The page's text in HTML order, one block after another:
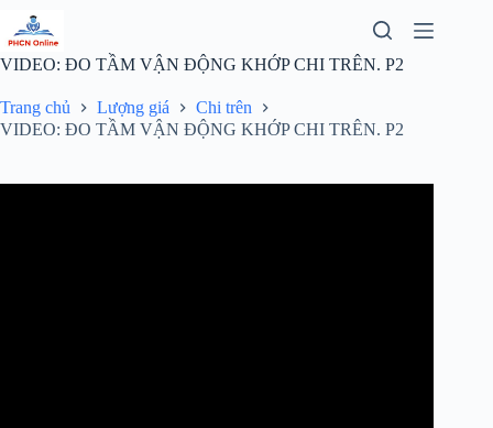
đến
phần
nội
VIDEO: ĐO TẦM VẬN ĐỘNG KHỚP CHI TRÊN. P2
Trang chủ Lượng giá
Chi trên
VIDEO: ĐO TẦM VẬN ĐỘNG KHỚP CHI TRÊN. P2